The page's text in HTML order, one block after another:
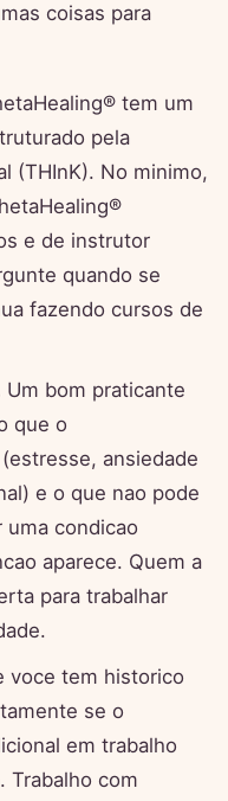
coisas para
tem um
pela
(THInK). No minimo,
e de instrutor
quando se
fazendo cursos de
Um bom praticante
que o
ansiedade
e o que nao pode
condicao
aparece. Quem a
para trabalhar
voce tem historico
se o
em trabalho
Trabalho com